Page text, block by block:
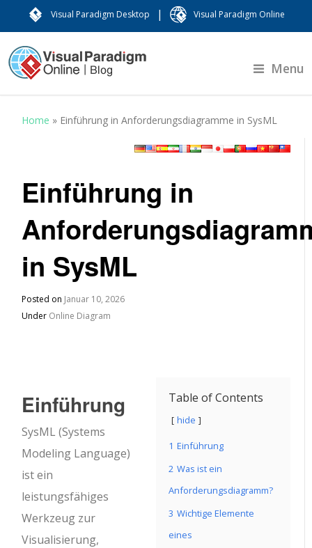
Visual Paradigm Desktop | Visual Paradigm Online
Menu
Home » Einführung in Anforderungsdiagramme in SysML
Einführung in
in SysML
Posted on Januar 10, 2026
Under Online Diagram
Table of Contents
hide
1 Einführung
2 Was ist ein
Anforderungsdiagramm?
3 Wichtige Elemente
eines
Einführung
SysML (Systems
Modeling Language)
ist ein
leistungsfähiges
Werkzeug zur
Visualisierung,